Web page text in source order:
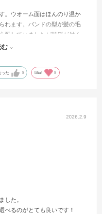
。ウオーム面はほんのり温か
れます。バンドの型が髪の毛
配していましたが跡形が付く
のですが期待以上でした。買
った 0 Like! 0
2026.2.9
した。
べるのがとても良いです！